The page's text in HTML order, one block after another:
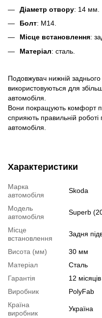
Діаметр отвору: 14 мм.
Болт: M14.
Місце встановлення:
Матеріал: сталь.
Подовжувач нижній
використовуються для
автомобіля.
Вони покращують комфорт
сприяють правильній роботі
автомобіля.
Характеристики
Марка
автомобіля
Skoda
Модель
автомобіля
Superb
Місце
встановлення
Задня
Висота (мм)
30 мм
Матеріал
Сталь
Гарантія
12 місяців
Виробник
PolyFab
Країна
виробник
Україна